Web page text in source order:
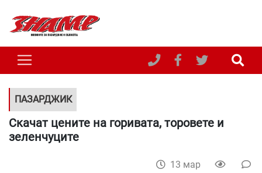
ПАЗАРДЖИК
Скачат цените на горивата, торовете и
зеленчуците
13 мар